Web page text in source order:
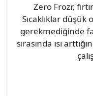
Zero Frozr,
Sıcaklıklar
gerekmediğinde
sırasında ısı